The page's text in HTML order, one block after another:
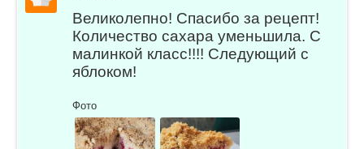
Великолепно! Спасибо за рецепт!
Количество сахара уменьшила. С
малинкой класс!!!! Следующий с
яблоком!
Фото